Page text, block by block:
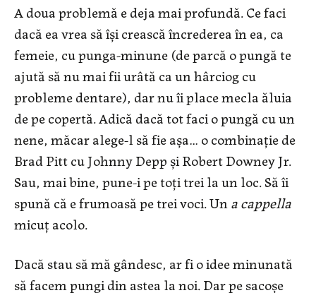
A doua problemă e deja mai profundă. Ce faci
dacă ea vrea să îşi crească încrederea în ea, ca
femeie, cu punga-minune (de parcă o pungă te
ajută să nu mai fii urâtă ca un hârciog cu
probleme dentare), dar nu îi place mecla ăluia
de pe copertă. Adică dacă tot faci o pungă cu un
nene, măcar alege-l să fie aşa… o combinaţie de
Brad Pitt cu Johnny Depp şi Robert Downey Jr.
Sau, mai bine, pune-i pe toţi trei la un loc. Să îi
spună că e frumoasă pe trei voci. Una cappella
micuţ acolo.
Dacă stau să mă gândesc, ar fi o idee minunată
să facem pungi din astea la noi. Dar pe sacoşe